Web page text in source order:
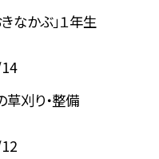
なかぶ」１年生
草刈り・整備